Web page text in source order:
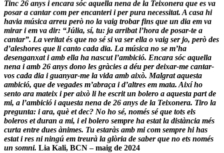
Tinc 26 anys i encara sóc aquella nena de la Teixonera que es va
posar a cantar com per encanteri i per pura necessitat. A casa hi
havia música arreu però no la vaig trobar fins que un dia em va
mirar i em va dir: “Júlia, sí, tu: ja arribat l’hora de posar-te a
cantar”. La veritat és que no sé si va ser ella o vaig ser jo, però des
d’aleshores que li canto cada dia. La música no se m’ha
desenganxat i amb ella ha nascut l’ambició. Encara sóc aquella
nena i amb 26 anys dono les gràcies a déu per deixar-me cantar-
vos cada dia i guanyar-me la vida amb això. Malgrat aquesta
ambició, que de vegades m’abraça i d’altres em mata. Així ho
sento ara mateix i per això li he escrit un bolero a aquesta part de
mi, a l’ambició i aquesta nena de 26 anys de la Teixonera. Tiro la
pregunta: i ara, què et dec? No ho sé, només sé que tots els
boleros et duran a mi, i el bolero sempre ha estat la distància més
curta entre dues ànimes. Tu estaràs amb mi com sempre hi has
estat i res ni ningú em treurà la glòria de saber que no ets només
un somni. Lia Kali, BCN – maig de 2024